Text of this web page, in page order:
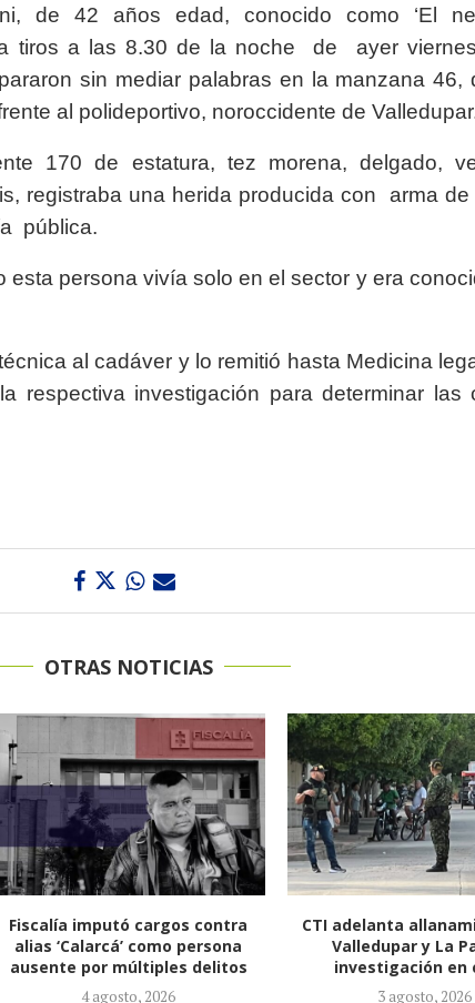
de 42 años edad, conocido como ‘El
tiros a las 8.30 de la noche de ayer
sin mediar palabras en la manzana 46,
al polideportivo, noroccidente de
170 de estatura, tez morena, delgado,
registraba una herida producida con arma de
pública.
esta persona vivía solo en el sector y era
al cadáver y lo remitió hasta Medicina
respectiva investigación para determinar las
OTRAS NOTICIAS
Fiscalía imputó cargos contra
alias ‘Calarcá’ como persona
ausente por múltiples delitos
4 agosto, 2026
CTI adelanta
Valledupar y La
investigación en
3 agosto, 2026